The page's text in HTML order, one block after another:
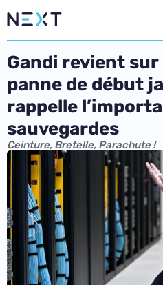
Gandi revient sur
panne de début
rappelle
sauvegardes
Ceinture, Bretelle, Parachute !